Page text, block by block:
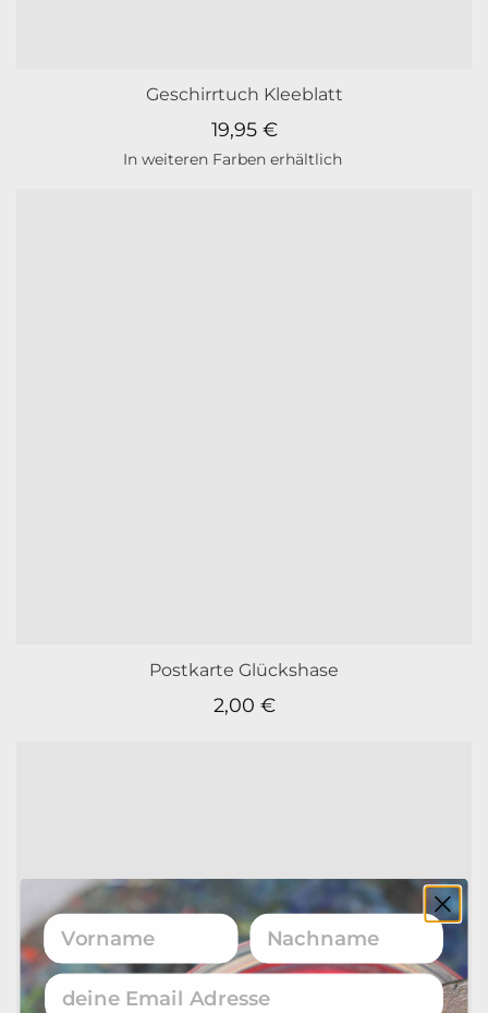
Geschirrtuch Kleeblatt
19,95 €
In weiteren Farben erhältlich
Postkarte Glückshase
2,00 €
Vorname Nachname
Email